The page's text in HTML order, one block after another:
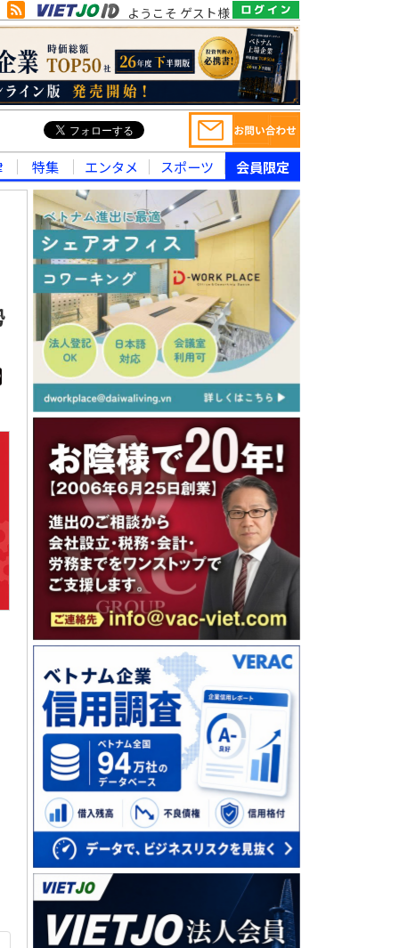
ようこそ ゲスト様
特集 エンタメ スポーツ 会員限定